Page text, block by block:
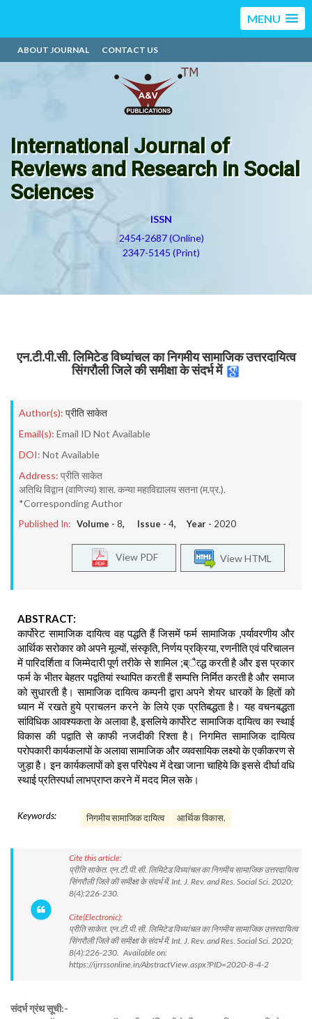
MENU
ABOUT JOURNAL CONTACT US
International Journal of
Reviews and Research in Social
Sciences
ISSN
2454-2687 (Online)
2347-5145 (Print)
एन.टी.पी.सी. लिमिटेड विध्यांचल का निगमीय सामाजिक उत्तरदायित्व
सिंगरौली जिले की समीक्षा के संदर्भ में
Author(s): प्रीति साकेत
Email(s): Email ID Not Available
DOI: Not Available
Address: प्रीति साकेत
अतिथि विद्वान (वाणिज्य) शास. कन्या महाविद्यालय सतना (म.प्र.).
*Corresponding Author
Published In: Volume - 8, Issue - 4, Year - 2020
View HTML
View PDF
ABSTRACT:
कार्पोरेट सामाजिक दायित्व वह पद्धति हैं जिसमें फर्म सामाजिक ,पर्यावरणीय और
आर्थिक सरोकार को अपने मूल्यों, संस्कृति, निर्णय प्रक्रिया, रणनीति एवं परिचालन
में पारिदर्शिता व जिम्मेदारी पूर्ण तरीके से शामिल ;ब्ैत्द्ध करती है और इस प्रकार
फर्म के भीतर बेहतर पद्वतियां स्थापित करती हैं सम्पत्ति निर्मित करती है और समाज
को सुधारती है। सामाजिक दायित्व कम्पनी द्वारा अपने शेयर धारकों के हितों को
ध्यान में रखते हुये प्राचलन करने के लिये एक प्रतिबद्धता है। यह वचनबद्धता
सांविधिक आवश्यकता के अलावा है, इसलिये कार्पोरेट सामाजिक दायित्व का स्थाई
विकास की पद्वाति से काफी नजदीकी रिश्ता है। निगमित सामाजिक दायित्व
परोपकारी कार्यकलापों के अलावा सामाजिक और व्यवसायिक लक्ष्यो के एकीकरण से
जुड़ा है। इन कार्यकलापों को इस परिपेक्ष्य में देखा जाना चाहिये कि इससे दीर्घा वधि
स्थाई प्रतिस्पर्धा लाभप्राप्त करने में मदद मिल सके।
Keywords: निगमीय सामाजिक दायित्व आर्थिक विकास.
Cite this article:
प्रीति साकेत. एन.टी.पी.सी. लिमिटेड विध्यांचल का निगमीय सामाजिक उत्तरदायित्व
सिंगरौली जिले की समीक्षा के संदर्भ में. Int. J. Rev. and Res. Social Sci. 2020;
8(4):226-230.
Cite(Electronic):
प्रीति साकेत. एन.टी.पी.सी. लिमिटेड विध्यांचल का निगमीय सामाजिक उत्तरदायित्व
सिंगरौली जिले की समीक्षा के संदर्भ में. Int. J. Rev. and Res. Social Sci. 2020;
8(4):226-230. Available on:
https://ijrrssonline.in/AbstractView.aspx?PID=2020-8-4-2
संदर्भ ग्रंथ सूची:-